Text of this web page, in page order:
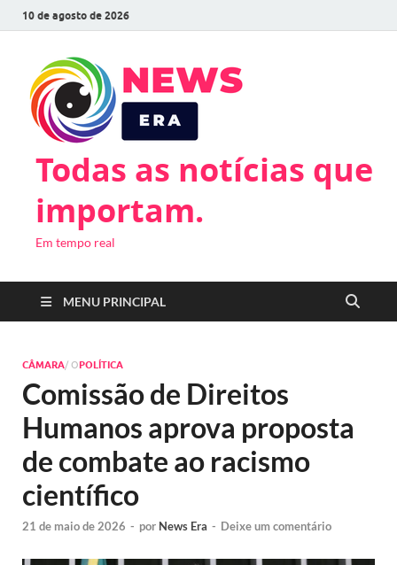
10 de agosto de 2026
Todas as notícias que
importam.
Em tempo real
MENU PRINCIPAL
CÂMARA/ OPOLÍTICA
Comissão de Direitos
Humanos aprova proposta
de combate ao racismo
científico
21 de maio de 2026 - por News Era - Deixe um comentário